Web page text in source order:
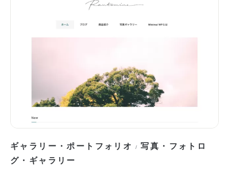
ギャラリー・ポートフォリオ /写真・フォトロ
グ・ギャラリー